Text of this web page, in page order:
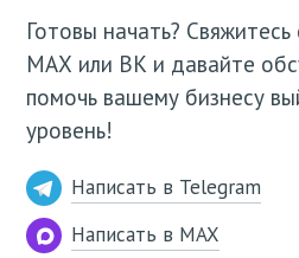
Готовы начать?
МАХ или ВК и давайте
помочь вашему бизнесу
уровень!
Написать в Telegram
Написать в MAX